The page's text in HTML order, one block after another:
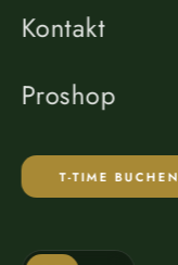
Kontakt
Proshop
T-TIME BUCHEN